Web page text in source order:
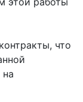
что